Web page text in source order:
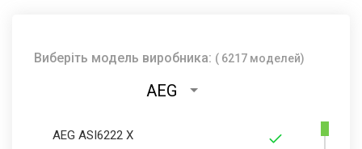
Виберіть модель виробника: ( 6217 моделей)
AEG
AEG ASI6222 X